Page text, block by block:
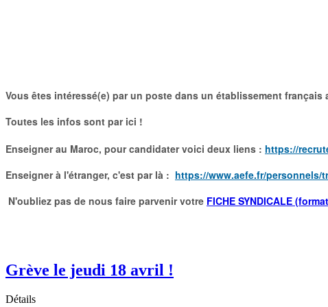
Vous êtes intéressé(e) par un poste dans un établissement français
Toutes les infos sont par ici !
Enseigner au Maroc, pour candidater voici deux liens : https://
Enseigner à l'étranger, c'est par là : https://www.aefe.fr/personnels/
N'oubliez pas de nous faire parvenir votre FICHE SYNDICALE
Grève le jeudi 18 avril !
Détails